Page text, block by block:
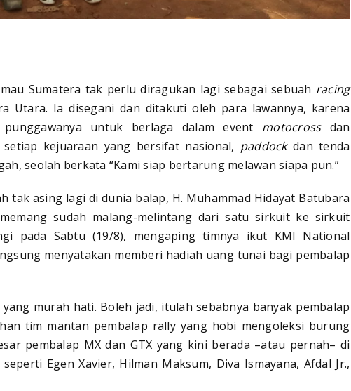
Sumatera tak perlu diragukan lagi sebagai sebuah racing
Utara. Ia disegani dan ditakuti oleh para lawannya, karena
untuk berlaga dalam event motocrossdan
kejuaraan yang bersifat nasional, paddockdan tenda
seolah berkata “Kami siap bertarung melawan siapa pun.”
tak asing lagi di dunia balap, H. Muhammad Hidayat Batubara
sudah malang-melintang dari satu sirkuit ke sirkuit
pada Sabtu (19/8), mengaping timnya ikut KMI National
menyatakan memberi hadiah uang tunai bagi pembalap
murah hati. Boleh jadi, itulah sebabnya banyak pembalap
tim mantan pembalap rally yang hobi mengoleksi burung
pembalap MX dan GTX yang kini berada –atau pernah– di
Egen Xavier, Hilman Maksum, Diva Ismayana, Afdal Jr.,